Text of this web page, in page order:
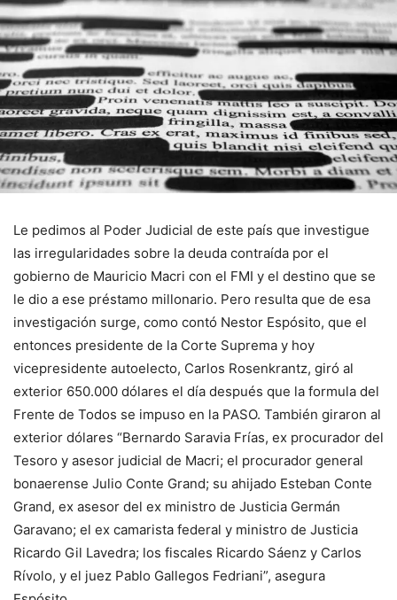
Le pedimos al Poder Judicial de este país que investigue
las irregularidades sobre la deuda contraída por el
gobierno de Mauricio Macri con el FMI y el destino que se
le dio a ese préstamo millonario. Pero resulta que de esa
investigación surge, como contó Nestor Espósito, que el
entonces presidente de la Corte Suprema y hoy
vicepresidente autoelecto, Carlos Rosenkrantz, giró al
exterior 650.000 dólares el día después que la formula del
Frente de Todos se impuso en la PASO. También giraron al
exterior dólares “Bernardo Saravia Frías, ex procurador del
Tesoro y asesor judicial de Macri; el procurador general
bonaerense Julio Conte Grand; su ahijado Esteban Conte
Grand, ex asesor del ex ministro de Justicia Germán
Garavano; el ex camarista federal y ministro de Justicia
Ricardo Gil Lavedra; los fiscales Ricardo Sáenz y Carlos
Rívolo, y el juez Pablo Gallegos Fedriani”, asegura